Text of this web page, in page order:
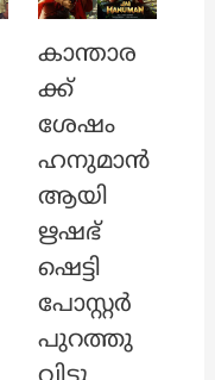
കാന്താര
ക്ക്
ശേഷം
ഹനുമാൻ
ആയി
ഋഷഭ്
ഷെട്ടി
പോസ്റ്റർ
പുറത്തു